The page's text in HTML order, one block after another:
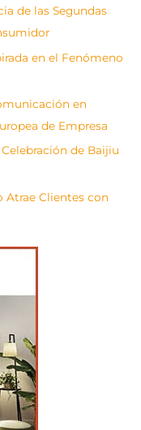
de las Segundas
en el Fenómeno
en
de Empresa
de Baijiu
Atrae Clientes con